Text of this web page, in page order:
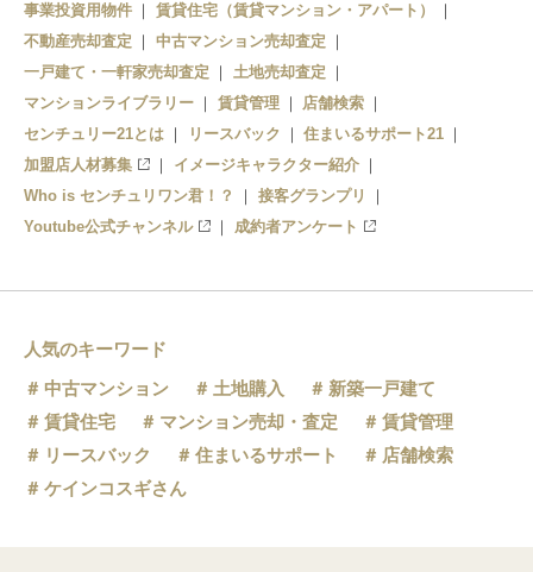
事業投資用物件
賃貸住宅（賃貸マンション・アパート）
不動産売却査定
中古マンション売却査定
一戸建て・一軒家売却査定
土地売却査定
マンションライブラリー
賃貸管理
店舗検索
センチュリー21とは
リースバック
住まいるサポート21
加盟店人材募集
イメージキャラクター紹介
Who is センチュリワン君！？
接客グランプリ
Youtube公式チャンネル
成約者アンケート
人気のキーワード
中古マンション
土地購入
新築一戸建て
賃貸住宅
マンション売却・査定
賃貸管理
リースバック
住まいるサポート
店舗検索
ケインコスギさん